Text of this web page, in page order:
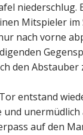
Mitspieler
nach vorne
den Abstauber
entstand
unermüdlich
auf den